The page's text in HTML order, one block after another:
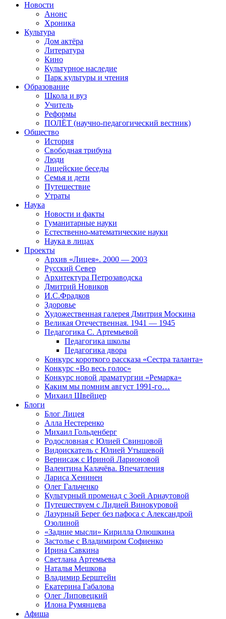
Новости
Анонс
Хроника
Культура
Дом актёра
Литература
Кино
Культурное наследие
Парк культуры и чтения
Образование
Школа и вуз
Учитель
Реформы
ПОЛЁТ (научно-педагогический вестник)
Общество
История
Свободная трибуна
Люди
Лицейские беседы
Семья и дети
Путешествие
Утраты
Наука
Новости и факты
Гуманитарные науки
Естественно-математические науки
Наука в лицах
Проекты
Архив «Лицея». 2000 — 2003
Русский Север
Архитектура Петрозаводска
Дмитрий Новиков
И.С.Фрадков
Здоровье
Художественная галерея Дмитрия Москина
Великая Отечественная. 1941 — 1945
Педагогика С. Артемьевой
Педагогика школы
Педагогика двора
Конкурс короткого рассказа «Сестра таланта»
Конкурс «Во весь голос»
Конкурс новой драматургии «Ремарка»
Каким мы помним август 1991-го…
Михаил Швейцер
Блоги
Блог Лицея
Алла Нестеренко
Михаил Гольденберг
Родословная с Юлией Свинцовой
Видоискатель с Юлией Утышевой
Вернисаж с Ириной Ларионовой
Валентина Калачёва. Впечатления
Лариса Хенинен
Олег Гальченко
Культурный променад с Зоей Арнаутовой
Путешествуем с Лидией Винокуровой
Лазурный Берег без пафоса с Александрой
Озолиной
«Задние мысли» Кирилла Олюшкина
Застолье с Владимиром Софиенко
Ирина Савкина
Светлана Артемьева
Наталья Мешкова
Владимир Берштейн
Екатерина Габалова
Олег Липовецкий
Илона Румянцева
Афиша